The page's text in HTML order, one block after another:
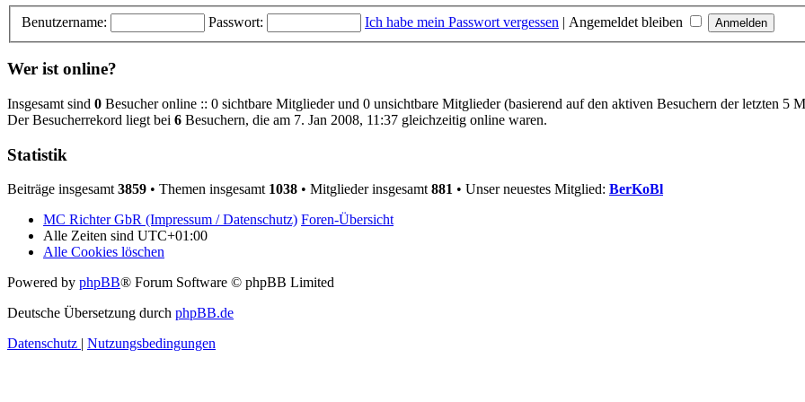
Benutzername: Passwort: Ich habe mein Passwort vergessen | Angemeldet bleiben
Wer ist online?
Insgesamt sind 0 Besucher online :: 0 sichtbare Mitglieder und 0 unsichtbare Mitglieder (basierend auf den aktiven Besuchern der letzten 5
Der Besucherrekord liegt bei 6 Besuchern, die am 7. Jan 2008, 11:37 gleichzeitig online waren.
Statistik
Beiträge insgesamt 3859 • Themen insgesamt 1038 • Mitglieder insgesamt 881 • Unser neuestes Mitglied: BerKoBl
MC Richter GbR (Impressum / Datenschutz) Foren-Übersicht
Alle Zeiten sind UTC+01:00
Alle Cookies löschen
Powered by phpBB® Forum Software © phpBB Limited
Deutsche Übersetzung durch phpBB.de
Datenschutz | Nutzungsbedingungen